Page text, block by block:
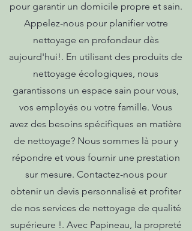
pour garantir un domicile propre et sain.
Appelez-nous pour planifier votre
nettoyage en profondeur dès
aujourd'hui!. En utilisant des produits de
nettoyage écologiques, nous
garantissons un espace sain pour vous,
vos employés ou votre famille. Vous
avez des besoins spécifiques en matière
de nettoyage? Nous sommes là pour y
répondre et vous fournir une prestation
sur mesure. Contactez-nous pour
obtenir un devis personnalisé et profiter
de nos services de nettoyage de qualité
supérieure !. Avec Papineau, la propreté